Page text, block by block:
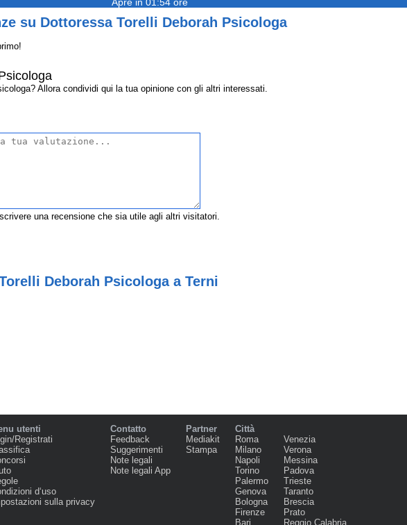
su Dottoressa Torelli Deborah Psicologa
Allora condividi qui la tua opinione con gli altri interessati.
una recensione che sia utile agli altri visitatori.
Deborah Psicologa a Terni
utenti
Registrati
d‘uso
sulla privacy
Contatto
Feedback
Suggerimenti
Note legali
Note legali App
Partner
Mediakit
Stampa
Città
Roma
Milano
Napoli
Torino
Palermo
Genova
Bologna
Firenze
Bari
Venezia
Verona
Messina
Padova
Trieste
Taranto
Brescia
Prato
Reggio Calabria